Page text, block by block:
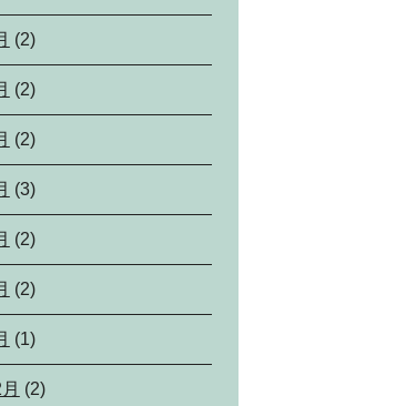
(2)
(2)
(2)
(3)
(2)
(2)
(1)
(2)